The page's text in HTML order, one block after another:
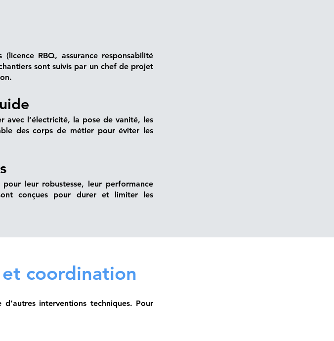
RBQ, assurance responsabilité
sont suivis par un chef de projet
avec l’électricité, la pose de vanité, les
des corps de métier pour éviter les
leur robustesse, leur performance
conçues pour durer et limiter les
coordination
interventions techniques. Pour